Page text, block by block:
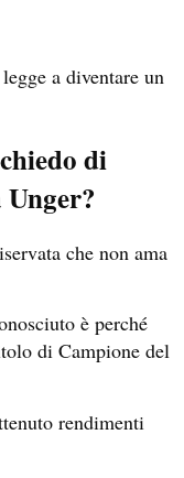
a diventare un
di
che non ama
è perché
di Campione del
rendimenti